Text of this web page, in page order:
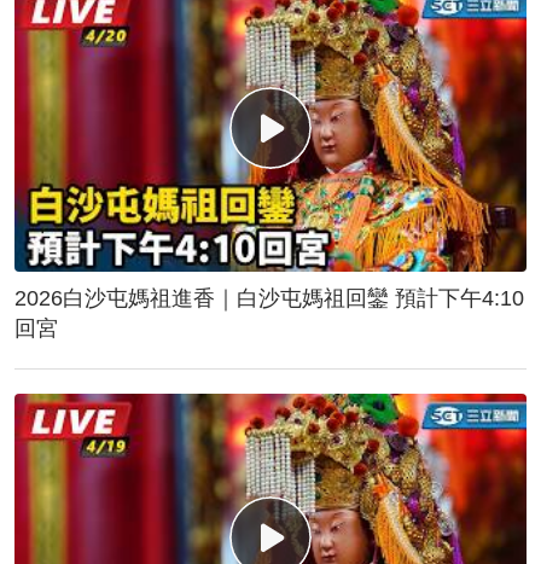
2026白沙屯媽祖進香｜白沙屯媽祖回鑾 預計下午4:10
回宮